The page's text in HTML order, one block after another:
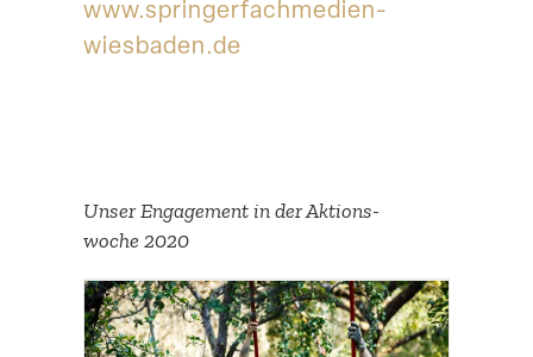
www​.sprin​ger​fach​medien​-
wiesbaden​.de
Unser Engagement in der Aktions­
woche 2020